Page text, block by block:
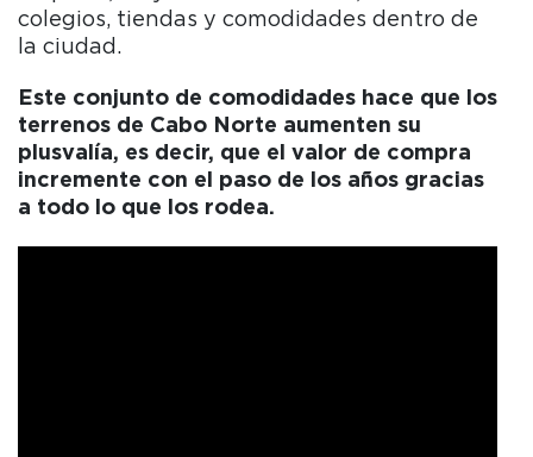
colegios, tiendas y comodidades dentro de
la ciudad.
Este conjunto de comodidades hace que los
terrenos de Cabo Norte aumenten su
plusvalía, es decir, que el valor de compra
incremente con el paso de los años gracias
a todo lo que los rodea.